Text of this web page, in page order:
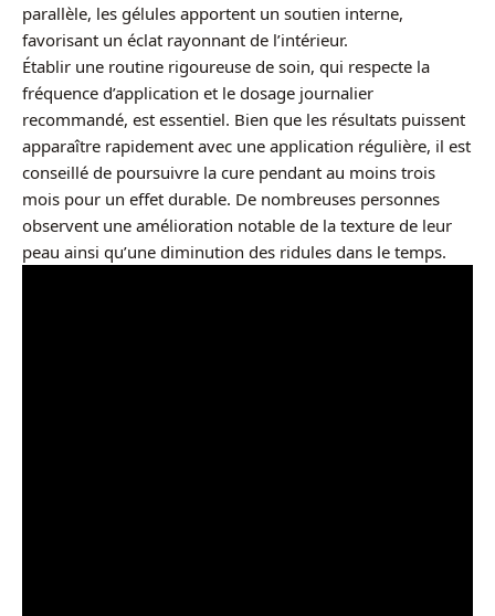
parallèle, les gélules apportent un soutien interne,
favorisant un éclat rayonnant de l’intérieur.
Établir une routine rigoureuse de soin, qui respecte la
fréquence d’application et le dosage journalier
recommandé, est essentiel. Bien que les résultats puissent
apparaître rapidement avec une application régulière, il est
conseillé de poursuivre la cure pendant au moins trois
mois pour un effet durable. De nombreuses personnes
observent une amélioration notable de la texture de leur
peau ainsi qu’une diminution des ridules dans le temps.